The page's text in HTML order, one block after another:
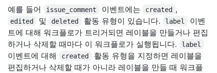
예를 들어
issue_comment 이벤트에는 created ,
edited 및 deleted 활동 유형이 있습니다. label
이벤
트에 대해 워크플로가 트리거되면 레이블을 만들거나 편집
하거나 삭제할 때마다 이 워크플로가 실행됩니다.
label
이벤트에 대해 created
활동 유형을 지정하면 레이블을
편집하거나 삭제할 때가 아니라 레이블을 만들 때 워크플